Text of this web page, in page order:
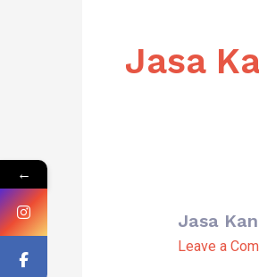
Jasa
Jasa
Leave a
Jasa
Kanopi
←